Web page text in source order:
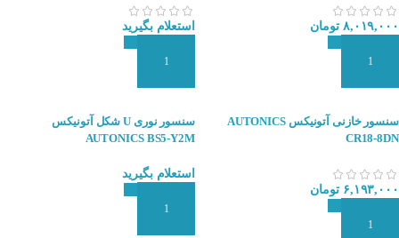
۸,۰۱۹,۰۰۰ تومان استعلام بگیرید
سنسور خازنی آتونیکس AUTONICS
CR18-8DN
۶,۱۹۳,۰۰۰ تومان
سنسور نوری U شکل آتونیکس
AUTONICS BS5-Y2M
استعلام بگیرید